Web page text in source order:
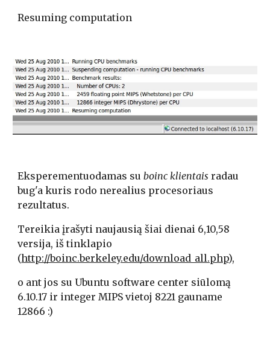
Resuming computation
Eksperementuodamas su boinc klientais radau
bug'a kuris rodo nerealius procesoriaus
rezultatus.
Tereikia įrašyti naujausią šiai dienai 6,10,58
versija, iš tinklapio
(http://boinc.berkeley.edu/download_all.php),
o ant jos su Ubuntu software center siūlomą
6.10.17 ir integer MIPS vietoj 8221 gauname
12866 :)